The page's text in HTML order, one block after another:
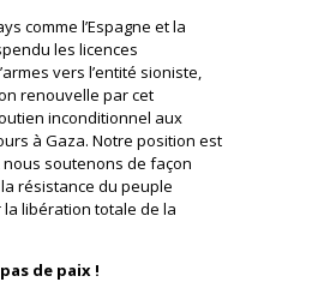
comme l’Espagne et la
les licences
vers l’entité sioniste,
renouvelle par cet
inconditionnel aux
à Gaza. Notre position est
soutenons de façon
résistance du peuple
libération totale de la
de paix !